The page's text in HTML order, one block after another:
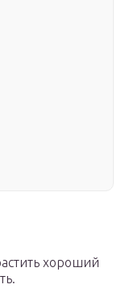
хороший